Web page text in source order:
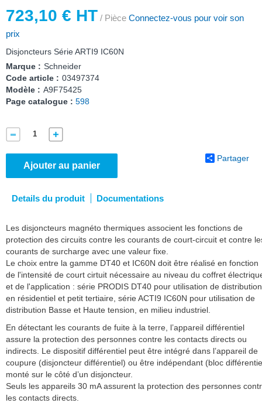
723,10 € HT / Pièce Connectez-vous pour voir son
prix
Disjoncteurs Série ARTI9 IC60N
Marque : Schneider
Code article : 03497374
Modèle : A9F75425
Page catalogue : 598
Ajouter au panier
Partager
Details du produit Documentations
Les disjoncteurs magnéto thermiques associent les fonctions de
protection des circuits contre les courants de court-circuit et contre
courants de surcharge avec une valeur fixe.
Le choix entre la gamme DT40 et IC60N doit être réalisé en fonction
de l'intensité de court cirtuit nécessaire au niveau du coffret
et de l'application : série PRODIS DT40 pour utilisation de distribution
en résidentiel et petit tertiaire, série ACTI9 IC60N pour utilisation de
distribution Basse et Haute tension, en milieu industriel.
En détectant les courants de fuite à la terre, l’appareil différentiel
assure la protection des personnes contre les contacts directs ou
indirects. Le dispositif différentiel peut être intégré dans l’appareil de
coupure (disjoncteur différentiel) ou être indépendant (bloc
monté sur le côté d’un disjoncteur.
Seuls les appareils 30 mA assurent la protection des personnes
les contacts directs.